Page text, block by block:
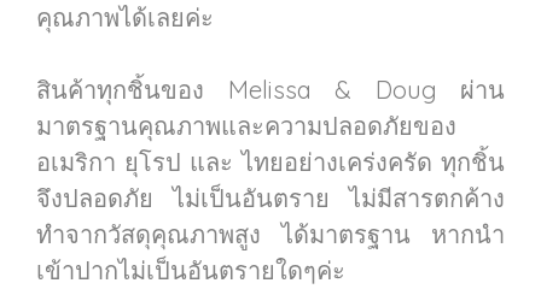
คุณภาพได้เลยค่ะ
สินค้าทุกชิ้นของ Melissa & Doug ผ่าน
มาตรฐานคุณภาพและความปลอดภัยของ
อเมริกา ยุโรป และ ไทยอย่างเคร่งครัด ทุกชิ้น
จึงปลอดภัย ไม่เป็นอันตราย ไม่มีสารตกค้าง
ทำจากวัสดุคุณภาพสูง ได้มาตรฐาน หากนำ
เข้าปากไม่เป็นอันตรายใดๆค่ะ